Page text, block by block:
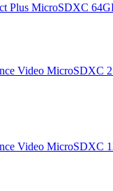
Plus MicroSDXC
Video MicroSDXC
Video MicroSDXC